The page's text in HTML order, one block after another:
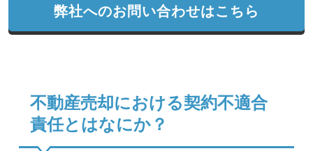
弊社へのお問い合わせはこちら
不動産売却における契約不適合
責任とはなにか？